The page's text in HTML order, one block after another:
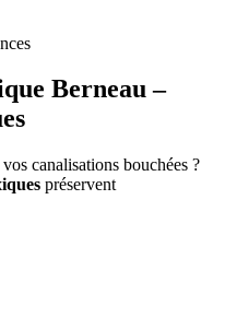
Berneau –
canalisations bouchées ?
préservent